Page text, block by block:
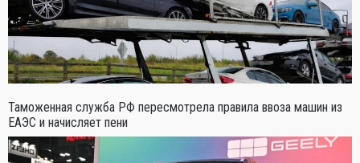
Таможенная служба РФ пересмотрела правила ввоза машин из
ЕАЭС и начисляет пени